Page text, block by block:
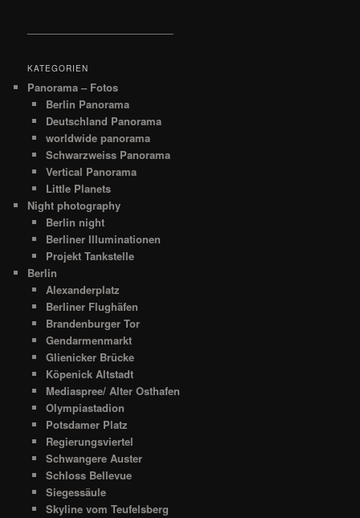
KATEGORIEN
Panorama – Fotos
Berlin Panorama
Deutschland Panorama
worldwide panorama
Schwarzweiss Panorama
Vertical Panorama
Little Planets
Night photography
Berlin night
Berliner Illuminationen
Projekt Tankstelle
Berlin
Alexanderplatz
Berliner Flughäfen
Brandenburger Tor
Gendarmenmarkt
Glienicker Brücke
Köpenick Altstadt
Mediaspree/ Alter Osthafen
Olympiastadion
Potsdamer Platz
Regierungsviertel
Schwangere Auster
Schloss Bellevue
Siegessäule
Skyline vom Teufelsberg